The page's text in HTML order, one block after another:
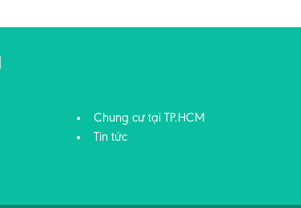
Chung cư tại TP.HCM
Tin tức